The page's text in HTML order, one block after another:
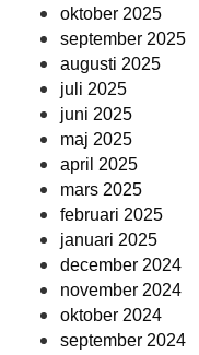
oktober 2025
september 2025
augusti 2025
juli 2025
juni 2025
maj 2025
april 2025
mars 2025
februari 2025
januari 2025
december 2024
november 2024
oktober 2024
september 2024